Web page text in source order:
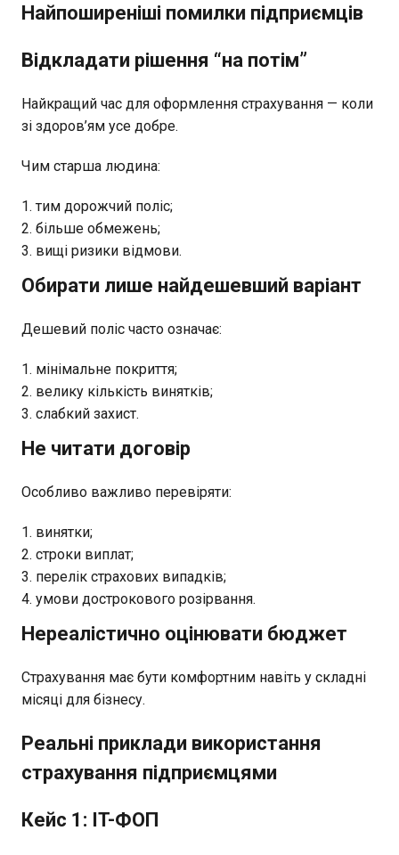
Найпоширеніші помилки підприємців
Відкладати рішення “на потім”
Найкращий час для оформлення страхування — коли
зі здоров’ям усе добре.
Чим старша людина:
тим дорожчий поліс;
більше обмежень;
вищі ризики відмови.
Обирати лише найдешевший варіант
Дешевий поліс часто означає:
мінімальне покриття;
велику кількість винятків;
слабкий захист.
Не читати договір
Особливо важливо перевіряти:
винятки;
строки виплат;
перелік страхових випадків;
умови дострокового розірвання.
Нереалістично оцінювати бюджет
Страхування має бути комфортним навіть у складні
місяці для бізнесу.
Реальні приклади використання
страхування підприємцями
Кейс 1: IT-ФОП